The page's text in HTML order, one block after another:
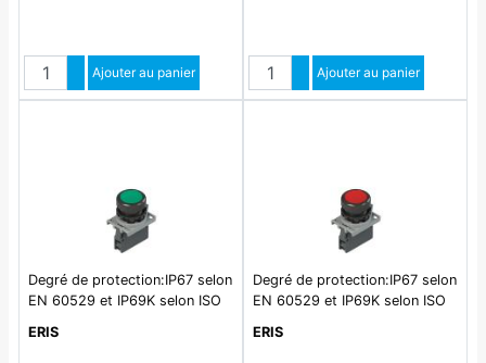
QuantitéAugmenter quantité
Diminuer quantité
Ajouter au panier QuantitéAugmenter quantité
Diminuer quantité
Ajouter au panier
Degré de protection:IP67 selon
EN 60529 et IP69K selon ISO
ERIS
Degré de protection:IP67 selon
EN 60529 et IP69K selon ISO
ERIS